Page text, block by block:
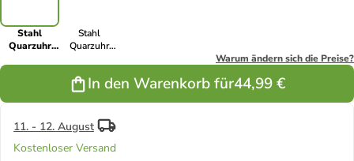
Stahl
Quarzuhr
Stahl
Quarzuhr
Warum ändern sich die Preise?
In den Warenkorb für44,99 €
11. - 12. August
Kostenloser Versand